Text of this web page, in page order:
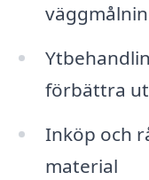
förbättra
Inköp och
material